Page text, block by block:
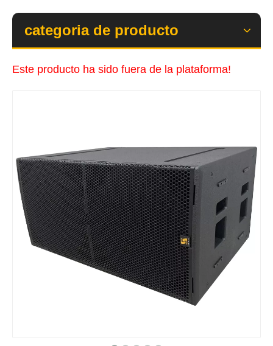
categoria de producto
Este producto ha sido fuera de la plataforma!